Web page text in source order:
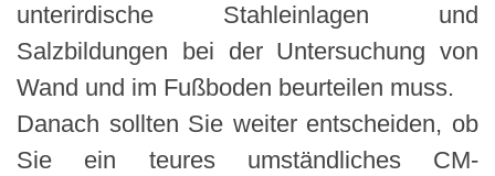
unterirdische Stahleinlagen und
Salzbildungen bei der Untersuchung von
Wand und im Fußboden beurteilen muss.
Danach sollten Sie weiter entscheiden, ob
Sie ein teures umständliches CM-